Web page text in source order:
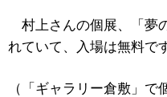
村上さんの個展、「夢
れていて、入場は無料で
（「ギャラリー倉敷」で